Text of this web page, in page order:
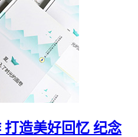
打造美好回忆 纪念